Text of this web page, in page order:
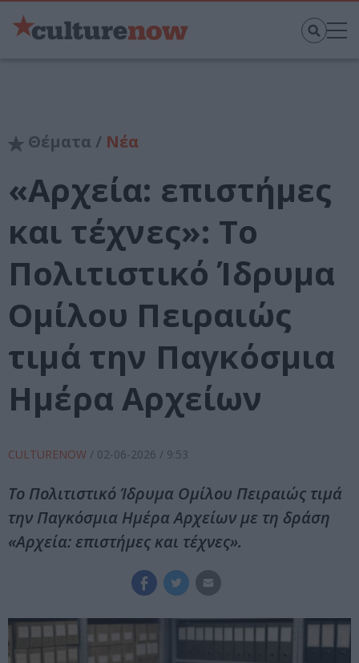
Θέματα / Νέα
«Αρχεία: επιστήμες
και τέχνες»: Το
Πολιτιστικό Ίδρυμα
Ομίλου Πειραιώς
τιμά την Παγκόσμια
Ημέρα Αρχείων
CULTURENOW / 02-06-2026 / 9:53
Το Πολιτιστικό Ίδρυμα Ομίλου Πειραιώς τιμά
την Παγκόσμια Ημέρα Αρχείων με τη δράση
«Αρχεία: επιστήμες και τέχνες».